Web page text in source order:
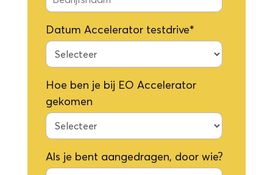
Datum Accelerator testdrive*
Hoe ben je bij EO Accelerator
gekomen
Als je bent aangedragen, door wie?